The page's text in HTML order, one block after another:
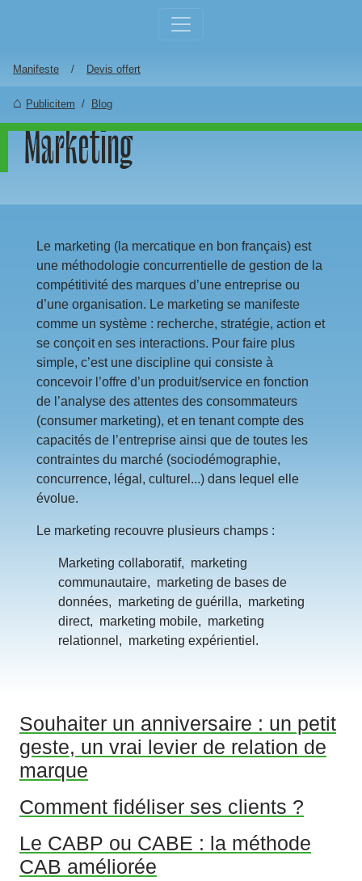
Manifeste Devis offert
Publicitem Blog
Marketing
Le marketing (la mercatique en bon français) est
une méthodologie concurrentielle de gestion de la
compétitivité des marques d’une entreprise ou
d’une organisation. Le marketing se manifeste
comme un système : recherche, stratégie, action et
se conçoit en ses interactions. Pour faire plus
simple, c’est une discipline qui consiste à
concevoir l’offre d’un produit/service en fonction
de l’analyse des attentes des consommateurs
(consumer marketing), et en tenant compte des
capacités de l’entreprise ainsi que de toutes les
contraintes du marché (sociodémographie,
concurrence, légal, culturel...) dans lequel elle
évolue.
Le marketing recouvre plusieurs champs :
Marketing collaboratif, marketing
communautaire, marketing de bases de
données, marketing de guérilla, marketing
direct, marketing mobile, marketing
relationnel, marketing expérientiel.
Souhaiter un anniversaire : un petit
geste, un vrai levier de relation de
marque
Comment fidéliser ses clients ?
Le CABP ou CABE : la méthode
CAB améliorée